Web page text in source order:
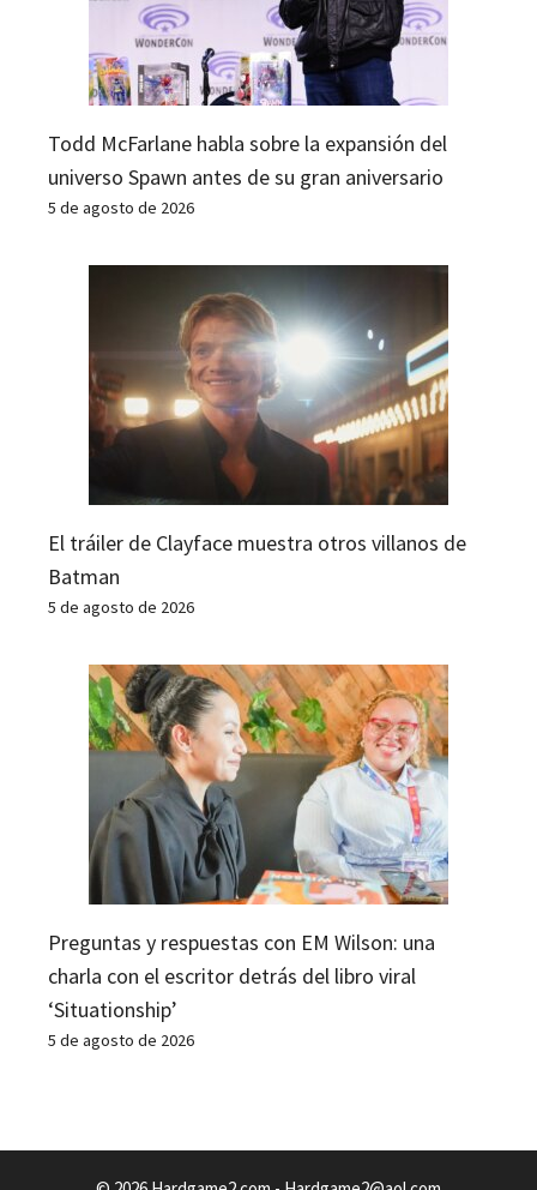
Todd McFarlane habla sobre la expansión del
universo Spawn antes de su gran aniversario
5 de agosto de 2026
El tráiler de Clayface muestra otros villanos de
Batman
5 de agosto de 2026
Preguntas y respuestas con EM Wilson: una
charla con el escritor detrás del libro viral
‘Situationship’
5 de agosto de 2026